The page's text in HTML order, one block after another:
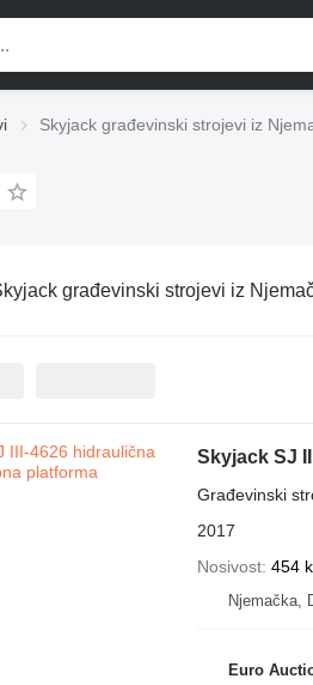
Skyjack građevinski strojevi iz
građevinski strojevi iz
Skyjack SJ
Građevinski
2017
Nosivost 454
Njemačka,
Euro